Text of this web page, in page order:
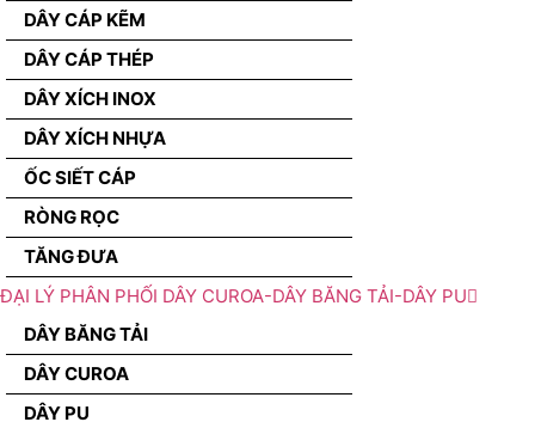
DÂY CÁP KẼM
DÂY CÁP THÉP
DÂY XÍCH INOX
DÂY XÍCH NHỰA
ỐC SIẾT CÁP
RÒNG RỌC
TĂNG ĐƯA
ĐẠI LÝ PHÂN PHỐI DÂY CUROA-DÂY BĂNG TẢI-DÂY PU
DÂY BĂNG TẢI
DÂY CUROA
DÂY PU